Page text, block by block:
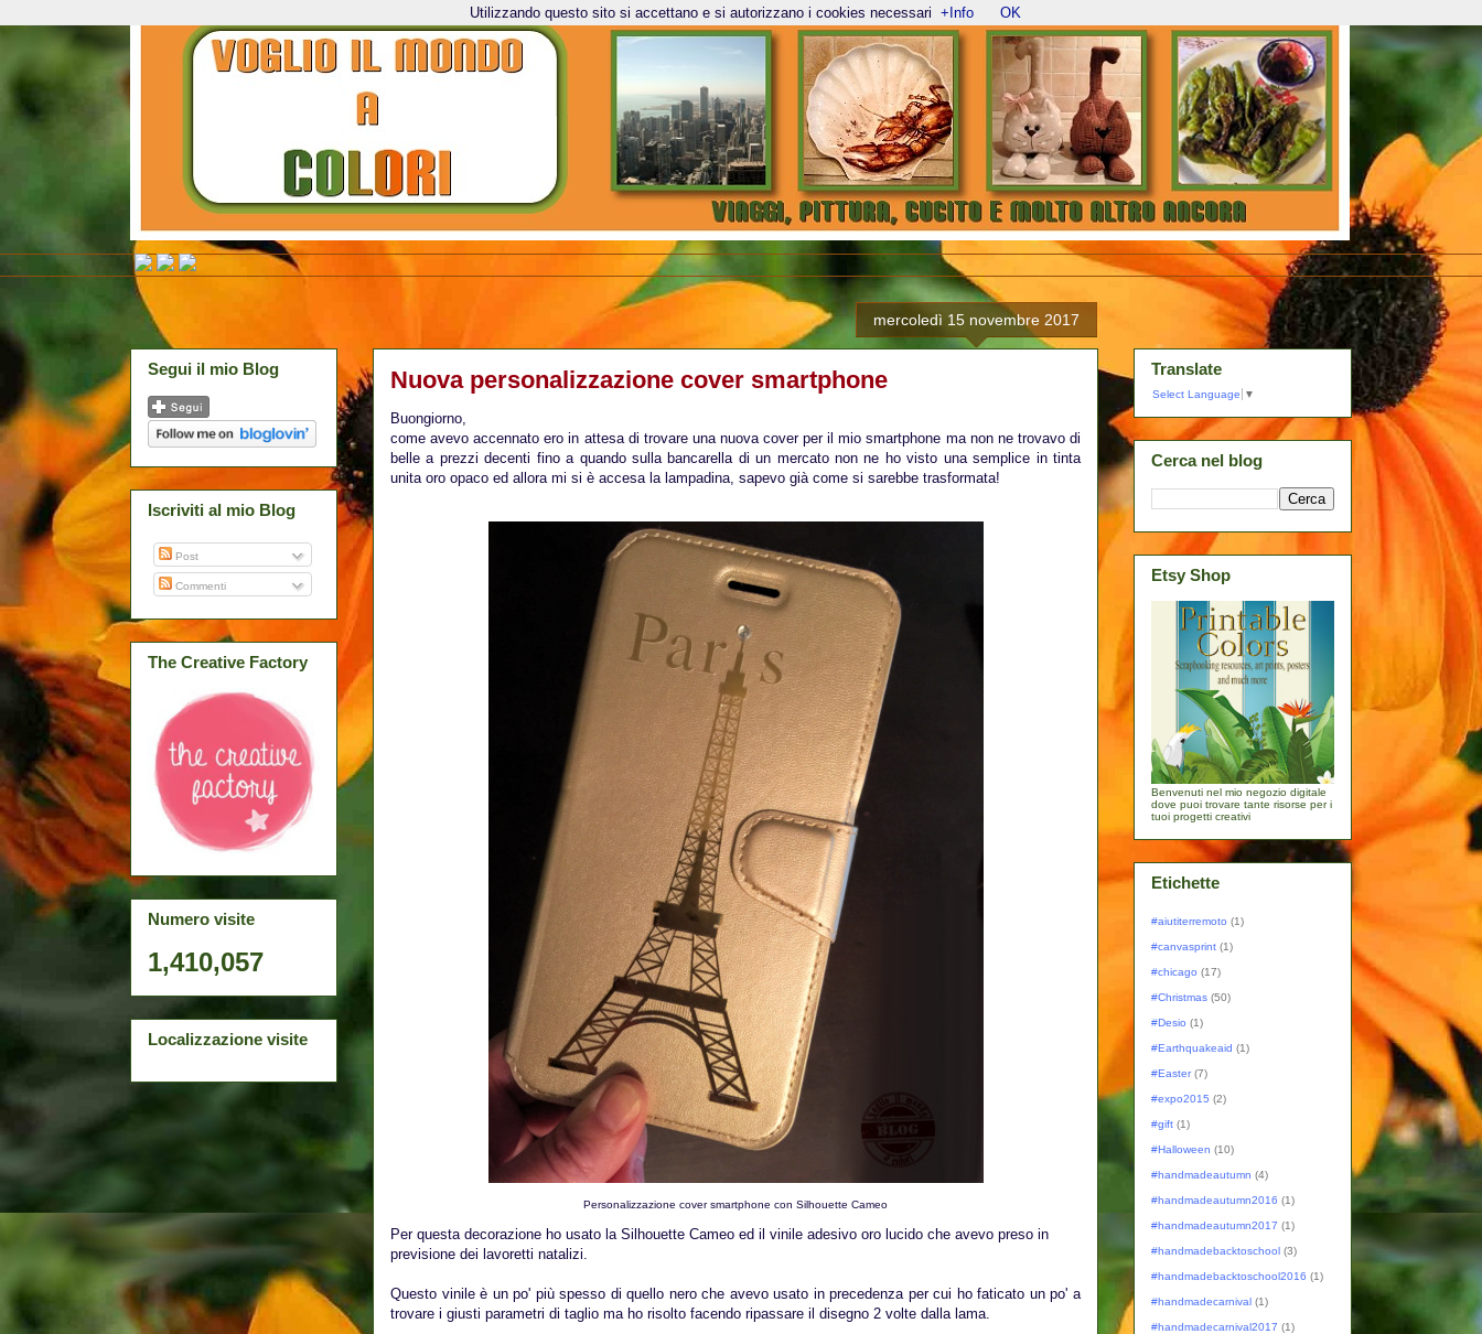
mercoledì 15 novembre 2017
Nuova personalizzazione cover smartphone
Buongiorno,
come avevo accennato ero in attesa di trovare una nuova cover per il mio smartphone ma non ne trovavo di
belle a prezzi decenti fino a quando sulla bancarella di un mercato non ne ho visto una semplice in tinta
unita oro opaco ed allora mi si è accesa la lampadina, sapevo già come si sarebbe trasformata!
Personalizzazione cover smartphone con Silhouette Cameo
Per questa decorazione ho usato la Silhouette Cameo ed il vinile adesivo oro lucido che avevo preso in
previsione dei lavoretti natalizi.
Questo vinile è un po' più spesso di quello nero che avevo usato in precedenza per cui ho faticato un po' a
trovare i giusti parametri di taglio ma ho risolto facendo ripassare il disegno 2 volte dalla lama.
Segui il mio Blog
Iscriviti al mio Blog
Post
Commenti
The Creative Factory
Numero visite
1,410,057
Localizzazione visite
Translate
Select Language ▼
Cerca nel blog
Etsy Shop
Benvenuti nel mio negozio digitale
dove puoi trovare tante risorse per i
tuoi progetti creativi
Etichette
#aiutiterremoto (1)
#canvasprint (1)
#chicago (17)
#Christmas (50)
#Desio (1)
#Earthquakeaid (1)
#Easter (7)
#expo2015 (2)
#gift (1)
#Halloween (10)
#handmadeautumn (4)
#handmadeautumn2016 (1)
#handmadeautumn2017 (1)
#handmadebacktoschool (3)
#handmadebacktoschool2016 (1)
#handmadecarnival (1)
#handmadecarnival2017 (1)
Utilizzando questo sito si accettano e si autorizzano i cookies necessari +Info OK